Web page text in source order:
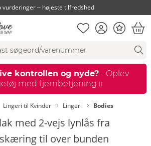
vurderinger ‒ højeste tilfredshed
Huskeseddel
Kundekonto
Bonus
kontrollen og nyde? - Oplev
med fjernbetjening
Lingeri til Kvinder Lingeri Bodies
med 2-vejs lynlås fra
til over bunden